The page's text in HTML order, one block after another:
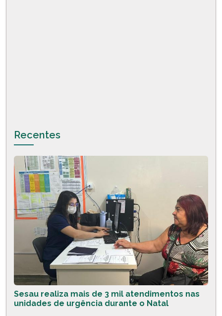
Recentes
Sesau realiza mais de 3 mil atendimentos nas
unidades de urgência durante o Natal